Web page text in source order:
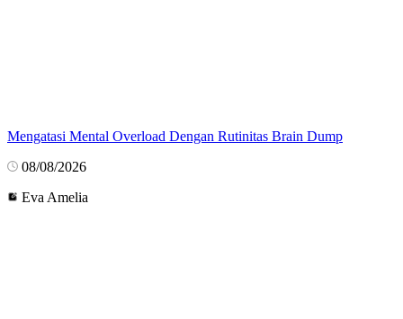
Mengatasi Mental Overload Dengan Rutinitas Brain Dump
08/08/2026
Eva Amelia